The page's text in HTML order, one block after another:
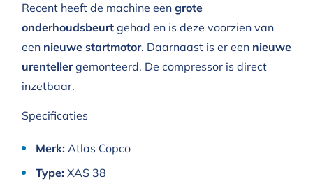
Recent heeft de machine een grote
onderhoudsbeurt gehad en is deze voorzien van
een nieuwe startmotor. Daarnaast is er een nieuwe
urentellergemonteerd. De compressor is direct
inzetbaar.
Specificaties
Merk: Atlas Copco
Type: XAS 38